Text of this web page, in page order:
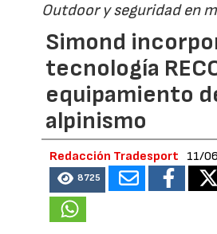
Outdoor y seguridad en
Simond
tecnología
equipamiento
alpinismo
Redacción Tradesport 11/
8725